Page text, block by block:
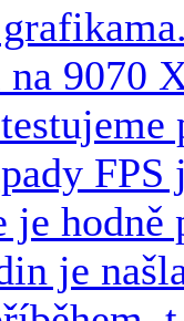
9070
FPS
je hodně
je